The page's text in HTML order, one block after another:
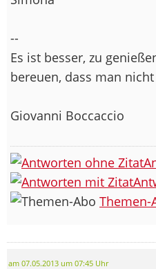
--
Es ist besser, zu
bereuen, dass man
Giovanni Boccaccio
Themen-
am 07.05.2013 um 07:45 Uhr